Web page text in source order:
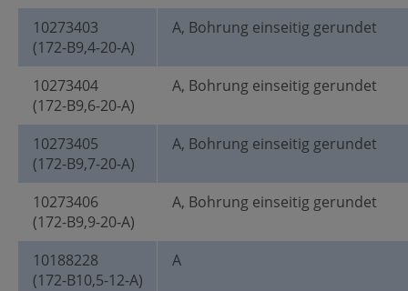
10273403
(172-B9,4-20-A)
A, Bohrung einseitig gerundet
10273404
(172-B9,6-20-A)
A, Bohrung einseitig gerundet
10273405
(172-B9,7-20-A)
A, Bohrung einseitig gerundet
10273406
(172-B9,9-20-A)
A, Bohrung einseitig gerundet
10188228
(172-B10,5-12-A)
A